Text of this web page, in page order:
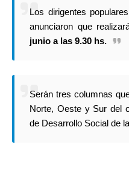
Los dirigentes
anunciaron que
junio a las 9.30 hs.
Serán tres columnas
Norte, Oeste y Sur del
de Desarrollo Social de